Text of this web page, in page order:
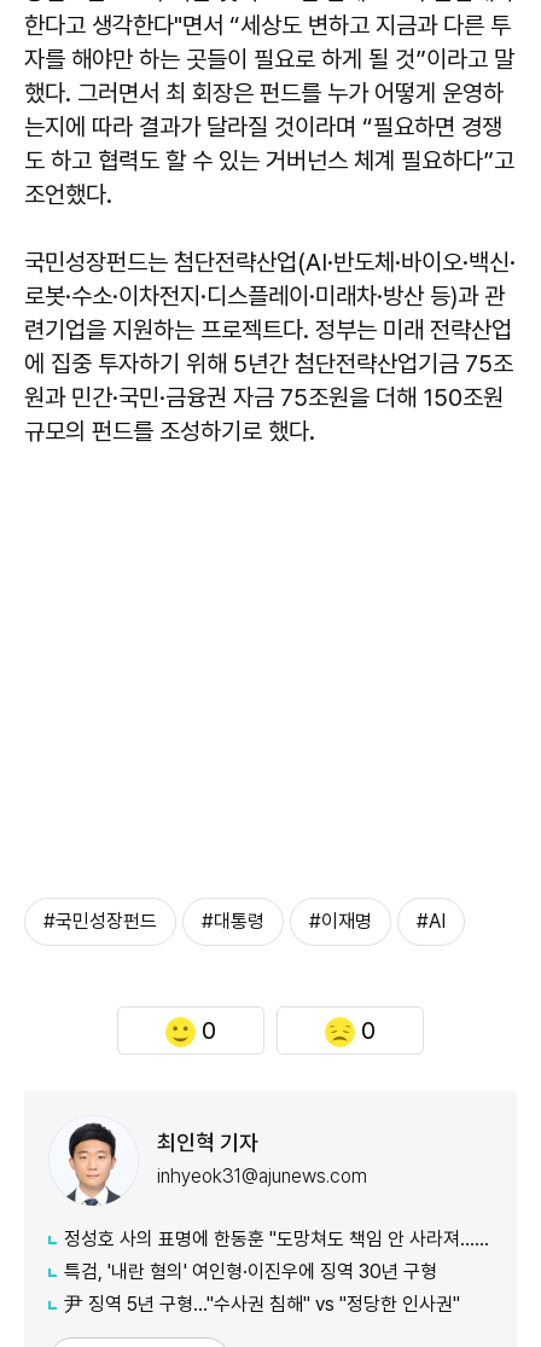
한다고 생각한다"면서 “세상도 변하고 지금과 다른 투
자를 해야만 하는 곳들이 필요로 하게 될 것”이라고 말
했다. 그러면서 최 회장은 펀드를 누가 어떻게 운영하
는지에 따라 결과가 달라질 것이라며 “필요하면 경쟁
도 하고 협력도 할 수 있는 거버넌스 체계 필요하다”고
조언했다.
국민성장펀드는 첨단전략산업(AI·반도체·바이오·백신·
로봇·수소·이차전지·디스플레이·미래차·방산 등)과 관
련기업을 지원하는 프로젝트다. 정부는 미래 전략산업
에 집중 투자하기 위해 5년간 첨단전략산업기금 75조
원과 민간·국민·금융권 자금 75조원을 더해 150조원
규모의 펀드를 조성하기로 했다.
#국민성장펀드 #대통령 #이재명 #AI
0 0
최인혁 기자
inhyeok31@ajunews.com
정성호 사의 표명에 한동훈 "도망쳐도 책임 안 사라져…지금이라도 막아야"
특검, '내란 혐의' 여인형·이진우에 징역 30년 구형
尹 징역 5년 구형…"수사권 침해" vs "정당한 인사권"